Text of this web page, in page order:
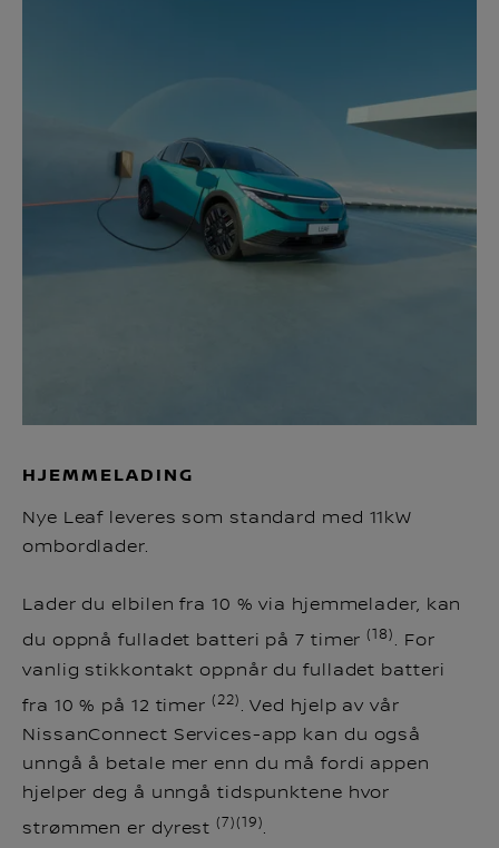
HJEMMELADING
Nye Leaf leveres som standard med 11kW
ombordlader.
Lader du elbilen fra 10 % via hjemmelader, kan
du oppnå fulladet batteri på 7 timer(18). For
vanlig stikkontakt oppnår du fulladet batteri
fra 10 % på 12 timer (22). Ved hjelp av vår
NissanConnect Services-app kan du også
unngå å betale mer enn du må fordi appen
hjelper deg å unngå tidspunktene hvor
strømmen er dyrest(7)(19).